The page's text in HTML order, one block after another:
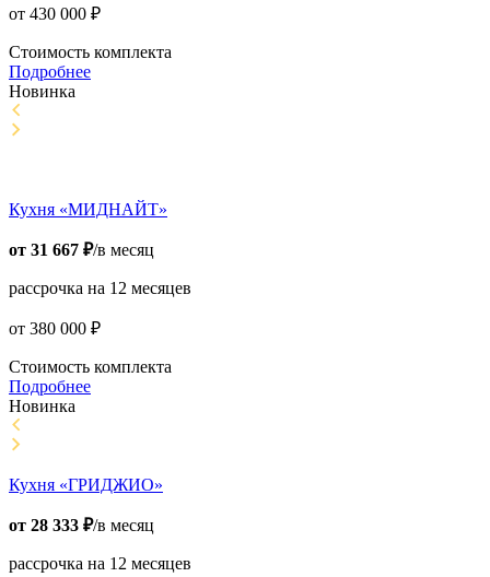
от 430 000 ₽
Стоимость комплекта
Подробнее
Новинка
Кухня «МИДНАЙТ»
от 31 667 ₽/в месяц
рассрочка на 12 месяцев
от 380 000 ₽
Стоимость комплекта
Подробнее
Новинка
Кухня «ГРИДЖИО»
от 28 333 ₽/в месяц
рассрочка на 12 месяцев